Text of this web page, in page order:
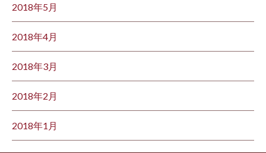
2018年5月
2018年4月
2018年3月
2018年2月
2018年1月